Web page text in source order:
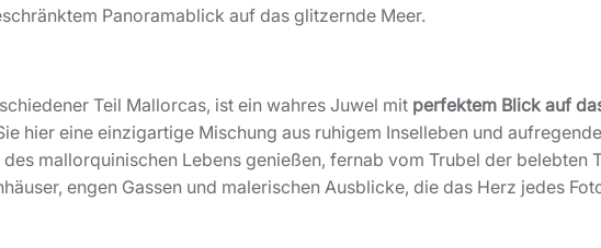
Panoramablick auf das glitzernde Meer.
Teil Mallorcas, ist ein wahres Juwel mit perfektem Blick auf
hier eine einzigartige Mischung aus ruhigem Inselleben und
mallorquinischen Lebens genießen, fernab vom Trubel der belebten
engen Gassen und malerischen Ausblicke, die das Herz jedes